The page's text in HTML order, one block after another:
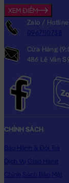
Chó
XEM ĐIỂM
Zalo /
0967110738
Cửa Hàng
486 Lê Văn
CHÍNH SÁCH
Bảo Hành & Đổi Trả
Dịch Vụ Giao Hàng
Chính Sách Bảo Mật